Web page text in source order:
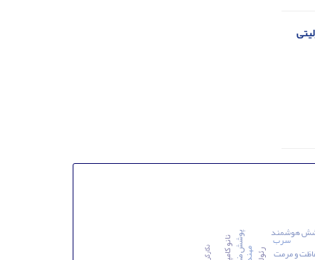
سرب
هوشمند
و مرمت نگارگری